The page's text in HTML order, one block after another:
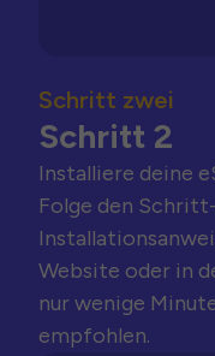
Schritt zwei
Schritt 2
Installiere deine
Folge den
Website oder in
nur wenige
empfohlen.